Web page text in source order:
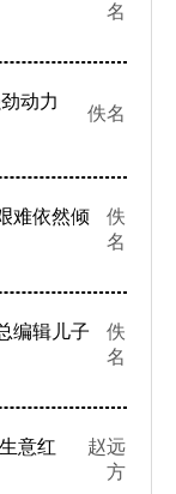
名
动力
佚名
难依然倾
佚
名
编辑儿子
佚
名
意红
赵远
方